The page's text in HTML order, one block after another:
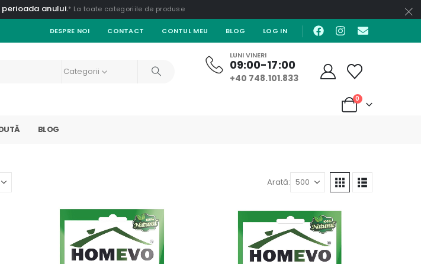
anului.* La toate categoriile de produse
DESPRE NOI CONTACT CONTUL MEU BLOG LOG IN
Categorii
LUNI VINERI
09:00-17:00
+40 748.101.833
0
BLOG
Arată: